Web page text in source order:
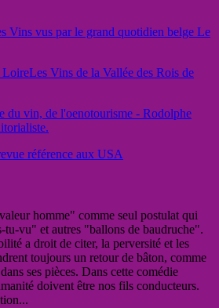
Vins vus par le grand quotidien belge Le
LoireLes Vins de la Vallée des Rois de
du vin, de l'oenotourisme - Rodolphe
référence aux USA
homme" comme seul postulat qui
vu" et autres "ballons de baudruche".
a droit de citer, la perversité et les
toujours un retour de bâton, comme
ses pièces. Dans cette comédie
doivent être nos fils conducteurs.